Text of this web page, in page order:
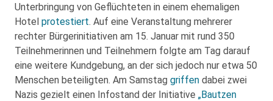
Unterbringung von Geflüchteten in einem ehemaligen
Hotel protestiert. Auf eine Veranstaltung mehrerer
rechter Bürgerinitiativen am 15. Januar mit rund 350
Teilnehmerinnen und Teilnehmern folgte am Tag darauf
eine weitere Kundgebung, an der sich jedoch nur etwa 50
Menschen beteiligten. Am Samstag griffen dabei zwei
Nazis gezielt einen Infostand der Initiative „Bautzen